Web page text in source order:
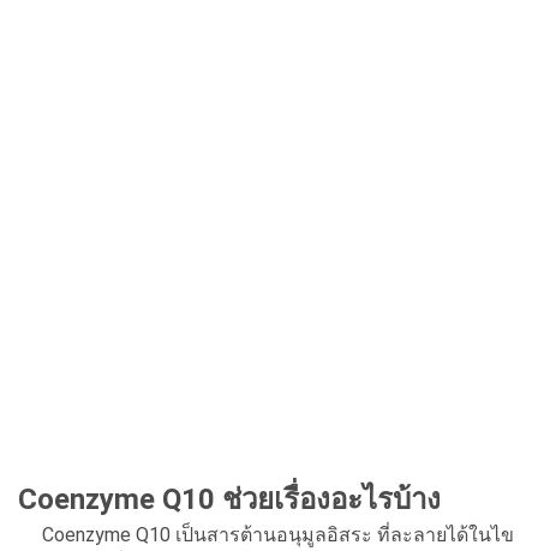
Coenzyme Q10 ช่วยเรื่องอะไรบ้าง
Coenzyme Q10 เป็นสารต้านอนุมูลอิสระ ที่ละลายได้ในไข